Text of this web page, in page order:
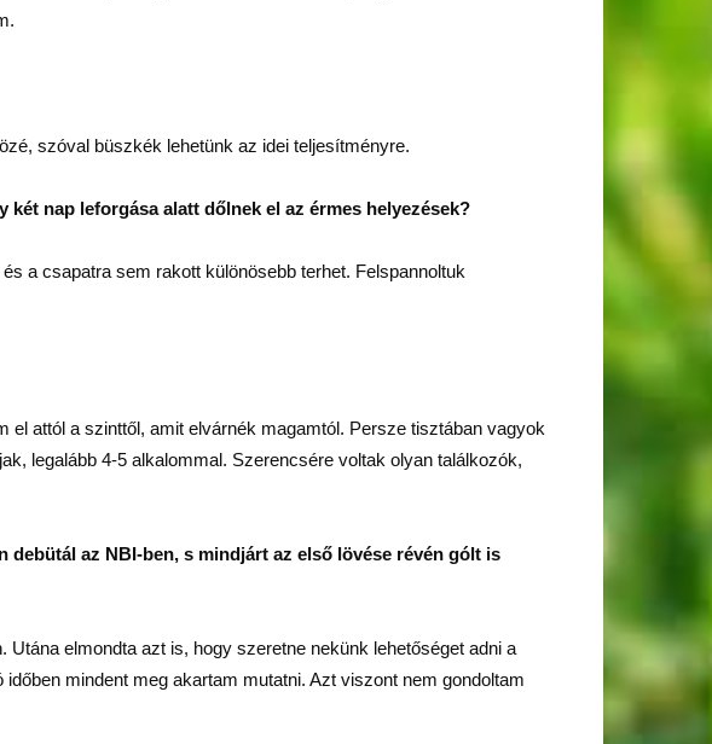
szóval büszkék lehetünk az idei teljesítményre.
nap leforgása alatt dőlnek el az érmes helyezések?
a csapatra sem rakott különösebb terhet. Felspannoltuk
attól a szinttől, amit elvárnék magamtól. Persze tisztában vagyok
legalább 4-5 alkalommal. Szerencsére voltak olyan találkozók,
az NBI-ben, s mindjárt az első lövése révén gólt is
elmondta azt is, hogy szeretne nekünk lehetőséget adni a
mindent meg akartam mutatni. Azt viszont nem gondoltam